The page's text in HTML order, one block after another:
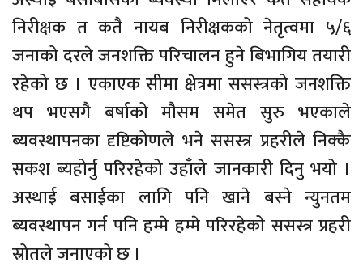
निरीक्षक त कतै नायब निरीक्षकको नेतृत्वमा ५/६
जनाको दरले जनशक्ति परिचालन हुने बिभागिय तयारी
रहेको छ । एकाएक सीमा क्षेत्रमा ससस्त्रको जनशक्ति
थप भएसगै बर्षाको मौसम समेत सुरु भएकाले
ब्यवस्थापनका दृष्टिकोणले भने ससस्त्र प्रहरीले निक्कै
सकश ब्यहोर्नु परिरहेको उहाँले जानकारी दिनु भयो ।
अस्थाई बसाईका लागि पनि खाने बस्ने न्युनतम
ब्यवस्थापन गर्न पनि हम्मे हम्मे परिरहेको ससस्त्र प्रहरी
स्रोतले जनाएको छ ।